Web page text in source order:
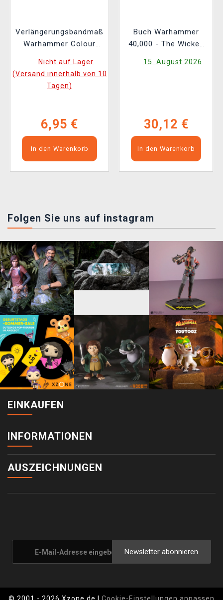
Verlängerungsbandmaß
Warhammer Colour
Nicht auf Lager
(Versand innerhalb von 10
Tagen)
6,95 €
In den Warenkorb
Buch Warhammer
40,000 - The Wicked
15. August 2026
30,12 €
In den Warenkorb
Folgen Sie uns auf instagram
EINKAUFEN
INFORMATIONEN
AUSZEICHNUNGEN
Newsletter abonnieren